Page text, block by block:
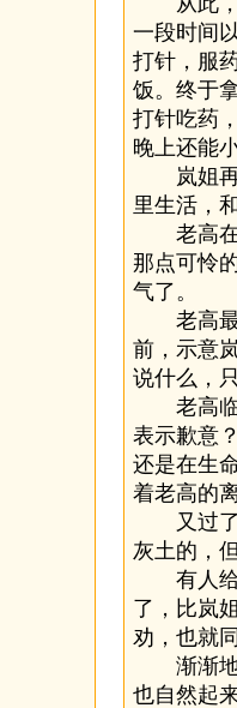
一段时间
打针，服
饭。终于
打针吃药
晚上还能
岚姐再
里生活，
老高在
那点可怜
气了。
老高最
前，示意
说什么，
老高临
表示歉意
还是在生
着老高的
又过了
灰土的，
有人给
了，比岚
劝，也就
渐渐地
也自然起